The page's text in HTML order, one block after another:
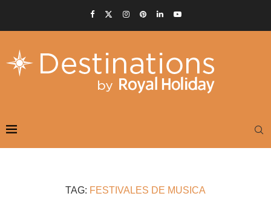
TAG: FESTIVALES DE MUSICA